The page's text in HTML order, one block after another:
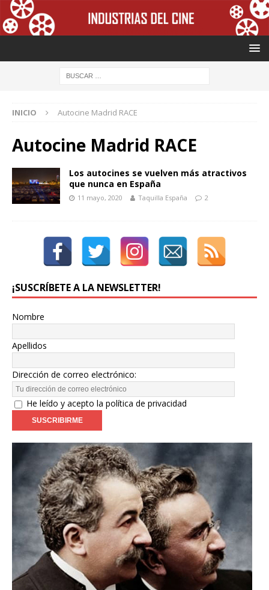
INICIO Autocine Madrid RACE
Autocine Madrid RACE
Los autocines se vuelven más atractivos
que nunca en España
11 mayo, 2020 Taquilla España 2
¡SUSCRÍBETE A LA NEWSLETTER!
Nombre
Apellidos
Dirección de correo electrónico:
He leído y acepto la política de privacidad